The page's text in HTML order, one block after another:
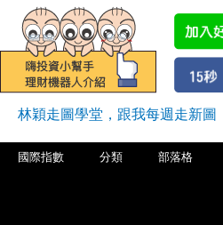
林穎走圖學堂，跟我每週走新圖
國際指數 分類 部落格